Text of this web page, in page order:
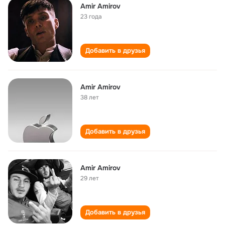
Amir Amirov
23 года
Добавить в друзья
Amir Amirov
38 лет
Добавить в друзья
Amir Amirov
29 лет
Добавить в друзья